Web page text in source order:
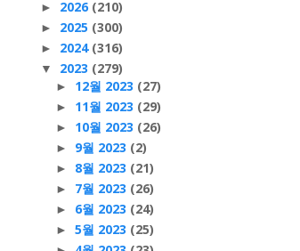
► 2026 (210)
► 2025 (300)
► 2024 (316)
▼ 2023 (279)
► 12월 2023 (27)
► 11월 2023 (29)
► 10월 2023 (26)
► 9월 2023 (2)
► 8월 2023 (21)
► 7월 2023 (26)
► 6월 2023 (24)
► 5월 2023 (25)